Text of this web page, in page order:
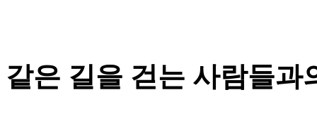
같은 길을 걷는 사람들과